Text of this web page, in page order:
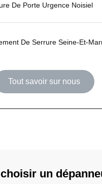
De Porte Urgence Noisiel
De Serrure Seine-Et-
Tout savoir sur nous
un